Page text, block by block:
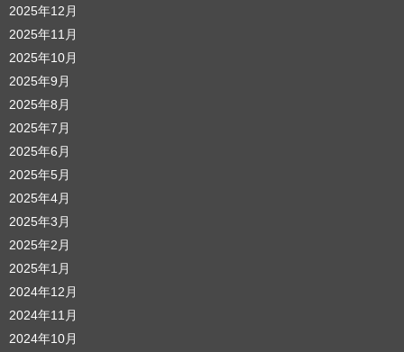
2025年12月
2025年11月
2025年10月
2025年9月
2025年8月
2025年7月
2025年6月
2025年5月
2025年4月
2025年3月
2025年2月
2025年1月
2024年12月
2024年11月
2024年10月